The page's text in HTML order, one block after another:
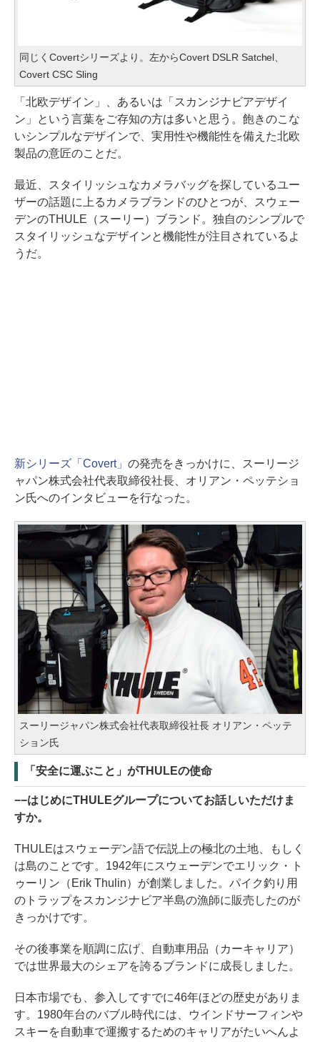
同じくCovertシリーズより。左からCovert DSLR Satchel、
Covert CSC Sling
「北欧デザイン」、あるいは「スカンジナビアデザイ
ン」という言葉をご存知の方は多いと思う。飽きのこな
いシンプルなデザインで、実用性や機能性を備えた北欧
製品の意匠のことだ。
最近、スタイリッシュなカメラバッグを探しているユー
ザーの話題に上るカメラブランドのひとつが、スウェー
デンのTHULE（スーリー）ブランド。独自のシンプルで
スタイリッシュなデザインと機能性が注目されているよ
うだ。
新シリーズ「Covert」 の発売をきっかけに、スーリージ
ャパン株式会社代表取締役社長、オリアン・ペッテショ
ン氏へのインタビューを行なった。
スーリージャパン株式会社代表取締役社長 オリアン・ペッテ
ション氏
「安全に運ぶこと」がTHULEの使命
−−はじめにTHULEグループについてお話しいただけま
すか。
THULEはスウェーデン語で伝説上の極北の土地、もしく
は島のことです。1942年にスウェーデンでエリック・ト
ゥーリン（Erik Thulin）が創業しました。パイク釣り用
のトラップをスカンジナビア半島の漁師に販売したのが
きっかけです。
その後事業を順調に広げ、自動車用品（カーキャリア）
では世界最大のシェアを誇るブランドに成長しました。
日本市場でも、参入してすでに46年ほどの歴史がありま
す。1980年台のバブル時代には、ウインドサーフィンや
スキーを自動車で運搬するためのキャリアがたいへんよ